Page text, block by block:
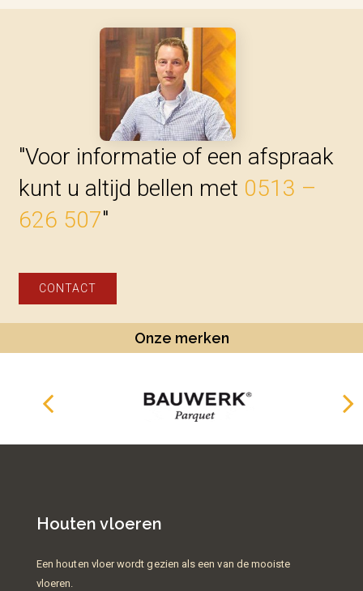
"Voor informatie of een afspraak
kunt u altijd bellen met 0513 –
626 507"
CONTACT
Onze merken
Houten vloeren
Een houten vloer wordt gezien als een van de mooiste
vloeren.